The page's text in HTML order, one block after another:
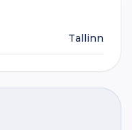
Tallinn